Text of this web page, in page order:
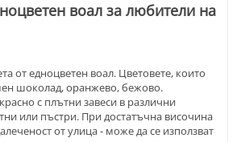
воал за любители на
от едноцветен воал. Цветовете, които
шоколад, оранжево, бежово.
с плътни завеси в различни
или пъстри. При достатъчна височина
от улица - може да се използват